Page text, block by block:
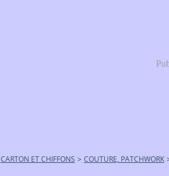
CARTON ET CHIFFONS > COUTURE, PATCHWORK